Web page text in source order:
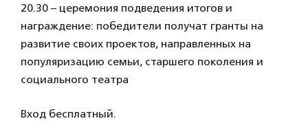
20.30 – церемония подведения итогов и
награждение: победители получат гранты на
развитие своих проектов, направленных на
популяризацию семьи, старшего поколения и
социального театра
Вход бесплатный.